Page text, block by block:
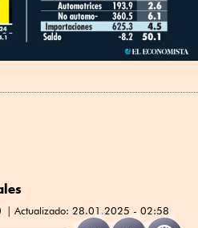
Actualizado: 28.01.2025 - 02:58